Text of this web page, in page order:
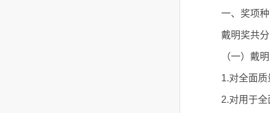
一、奖项种
戴明奖共分
（一）戴明
1.对全面质
2.对用于全面